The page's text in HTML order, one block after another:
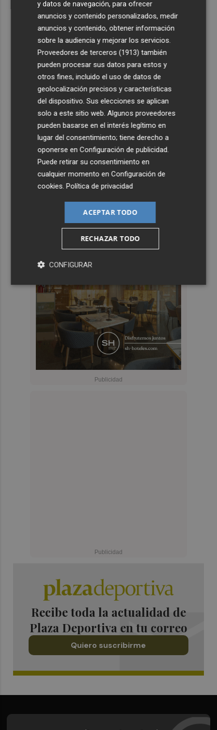
Recibe toda la actualidad de
Plaza Deportiva en tu correo
Quiero suscribirme
y datos de navegación, para ofrecer
anuncios y contenido personalizados, medir
anuncios y contenido, obtener información
sobre la audiencia y mejorar los servicios.
Proveedores de terceros (1913) también
pueden procesar sus datos para estos y
otros fines, incluido el uso de datos de
geolocalización precisos y características
del dispositivo. Sus elecciones se aplican
solo a este sitio web. Algunos proveedores
pueden basarse en el interés legítimo en
lugar del consentimiento; tiene derecho a
oponerse enConfiguración de publicidad
Puede retirar su consentimiento en
cualquier momento enConfiguración de
cookies .Política de privacidad
ACEPTAR TODO
RECHAZAR TODO
CONFIGURAR